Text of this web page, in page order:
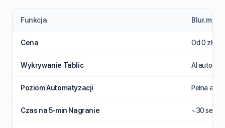
Funkcja Blur.me
Cena Od 0 zł
Wykrywanie Tablic AI auto-
Poziom Automatyzacji Pełna
Czas na 5-min Nagranie ~30